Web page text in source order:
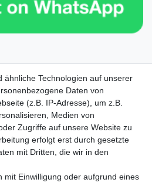
ähnliche Technologien auf unserer
Daten von
(z.B. IP-Adresse), um z.B.
Medien von
Zugriffe auf unsere Website zu
erfolgt erst durch gesetzte
mit Dritten, die wir in den
mit Einwilligung oder aufgrund eines